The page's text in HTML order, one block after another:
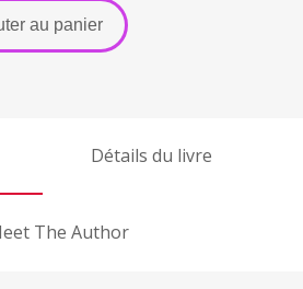
au panier
Détails du livre
The Author